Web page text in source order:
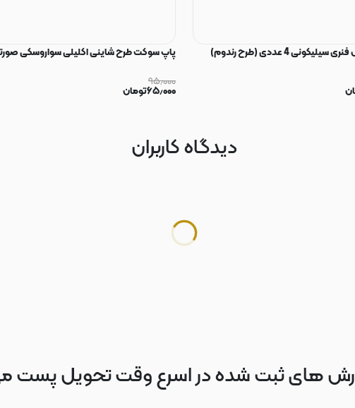
4 عددی (طرح رندوم)
پاپ سوکت طرح شاینی اکلیلی سواروسکی
۹۵٫۰۰۰
۶۵٫۰۰۰تومان
دیدگاه کاربران
های ثبت شده در اسرع وقت تحویل پست